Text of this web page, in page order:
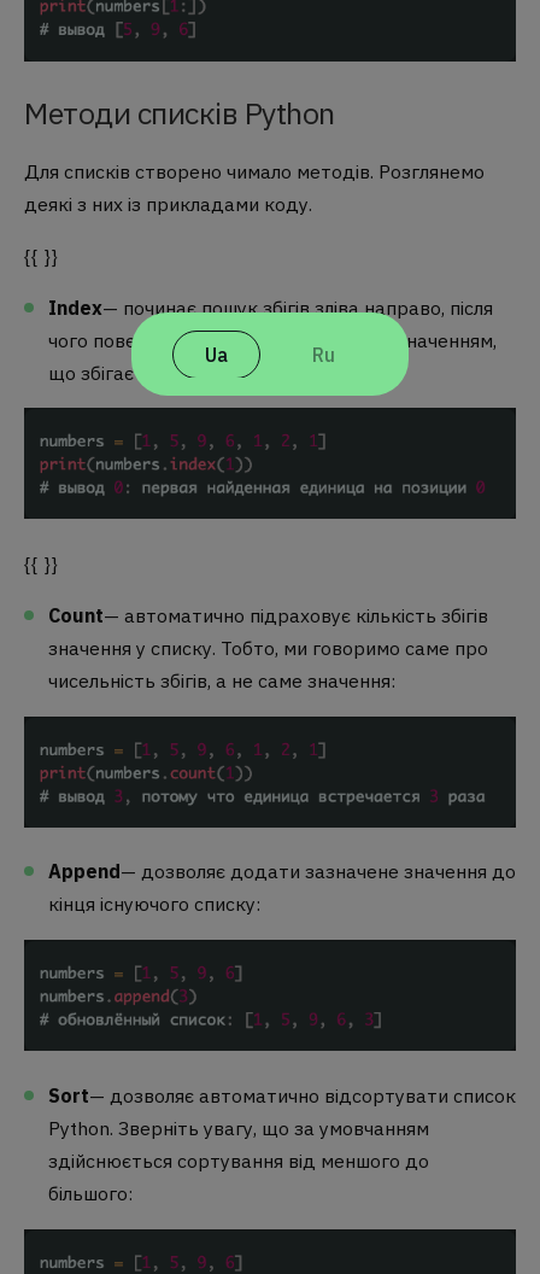
Ua Ru
Методи списків Python
Для списків створено чимало методів. Розглянемо
деякі з них із прикладами коду.
{{ }}
Index— починає пошук збігів зліва направо, після
чого повертає положення елемента з значенням,
що збігається:
{{ }}
Count— автоматично підраховує кількість збігів
значення у списку. Тобто, ми говоримо саме про
чисельність збігів, а не саме значення:
Append— дозволяє додати зазначене значення до
кінця існуючого списку:
Sort— дозволяє автоматично відсортувати список
Python. Зверніть увагу, що за умовчанням
здійснюється сортування від меншого до
більшого: